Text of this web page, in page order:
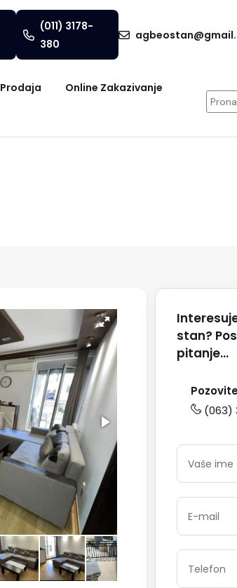
(011) 3178-
380
Prodaja
Online Zakazivanje
stan?
pitanje...
(063)